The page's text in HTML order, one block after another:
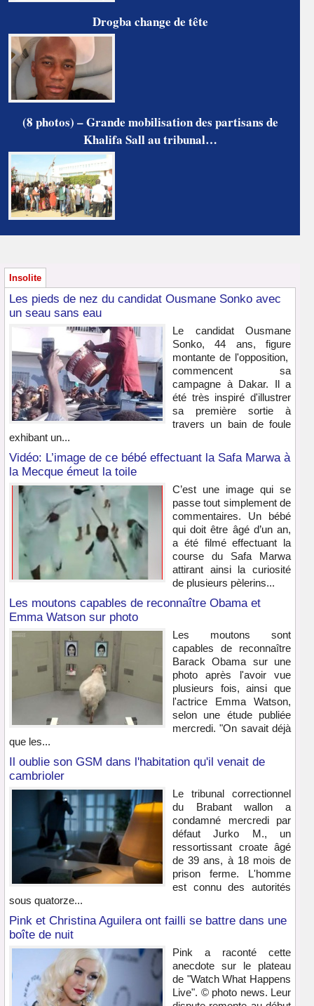
Drogba change de tête
(8 photos) – Grande mobilisation des partisans de
Khalifa Sall au tribunal…
Insolite
Les pieds de nez du candidat Ousmane Sonko avec
un seau sans eau
Le candidat Ousmane
Sonko, 44 ans, figure
montante de l'opposition,
commencent sa
campagne à Dakar. Il a
été très inspiré d'illustrer
sa première sortie à
travers un bain de foule
exhibant un...
Vidéo: L’image de ce bébé effectuant la Safa Marwa à
la Mecque émeut la toile
C’est une image qui se
passe tout simplement de
commentaires. Un bébé
qui doit être âgé d’un an,
a été filmé effectuant la
course du Safa Marwa
attirant ainsi la curiosité
de plusieurs pèlerins...
Les moutons capables de reconnaître Obama et
Emma Watson sur photo
Les moutons sont
capables de reconnaître
Barack Obama sur une
photo après l'avoir vue
plusieurs fois, ainsi que
l'actrice Emma Watson,
selon une étude publiée
mercredi. "On savait déjà
que les...
Il oublie son GSM dans l'habitation qu'il venait de
cambrioler
Le tribunal correctionnel
du Brabant wallon a
condamné mercredi par
défaut Jurko M., un
ressortissant croate âgé
de 39 ans, à 18 mois de
prison ferme. L'homme
est connu des autorités
sous quatorze...
Pink et Christina Aguilera ont failli se battre dans une
boîte de nuit
Pink a raconté cette
anecdote sur le plateau
de "Watch What Happens
Live". © photo news. Leur